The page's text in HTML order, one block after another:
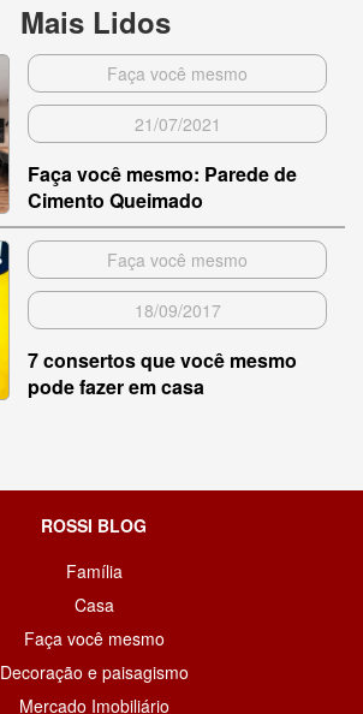
Mais Lidos
Faça você mesmo
21/07/2021
Faça você mesmo: Parede de
Cimento Queimado
Faça você mesmo
18/09/2017
7 consertos que você mesmo
pode fazer em casa
ROSSI BLOG
Família
Casa
Faça você mesmo
Decoração e paisagismo
Mercado Imobiliário